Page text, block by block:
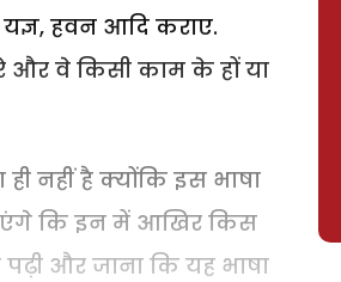
यज्ञ, हवन आदि कराए.
और वे किसी काम के हों या
ही नहीं है क्योंकि इस भाषा
कि इन में आखिर किस
और जाना कि यह भाषा